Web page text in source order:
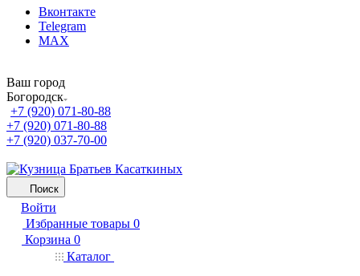
Вконтакте
Telegram
MAX
Ваш город
Богородск
+7 (920) 071-80-88
+7 (920) 071-80-88
+7 (920) 037-70-00
Поиск
Войти
Избранные товары 0
Корзина 0
Каталог